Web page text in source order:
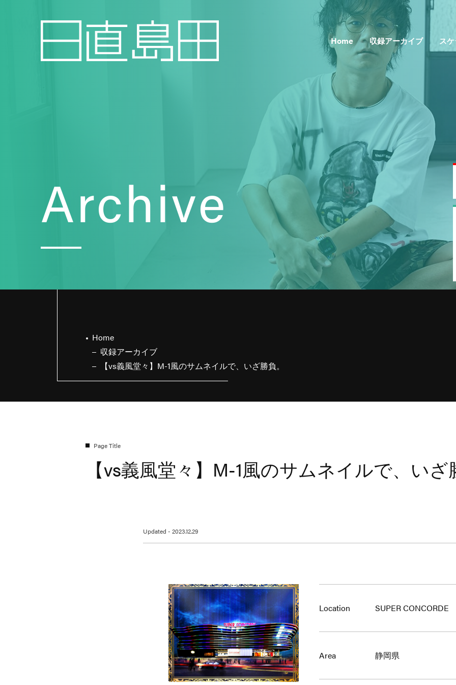
Home 収録アーカイブ ス
Archive
Topics3
収録の依頼・番組出演・取材や
YouTubeについて・その他お問い合
わせなどお気軽ご連絡くだ
1
Home
収録アーカイブ
【vs義風堂々】M-1風のサムネイルで、いざ勝負。
【vs義風堂々】M-1風のサムネイルで、いざ
Updated - 2023.12.29
Location SUPER CONCORDE
Area 静岡県